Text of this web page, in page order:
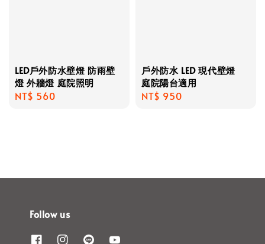
LED戶外防水壁燈 防雨壁
燈 外牆燈 庭院照明
Regular
NT$ 560
戶外防水 LED 現代壁燈
庭院陽台適用
Regular
NT$ 950
Follow us